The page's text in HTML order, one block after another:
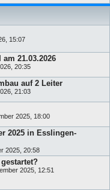
15:07
21.03.2026
20:35
auf 2 Leiter
21:03
2025, 18:00
2025 in Esslingen-
2025, 20:58
2025, 12:51